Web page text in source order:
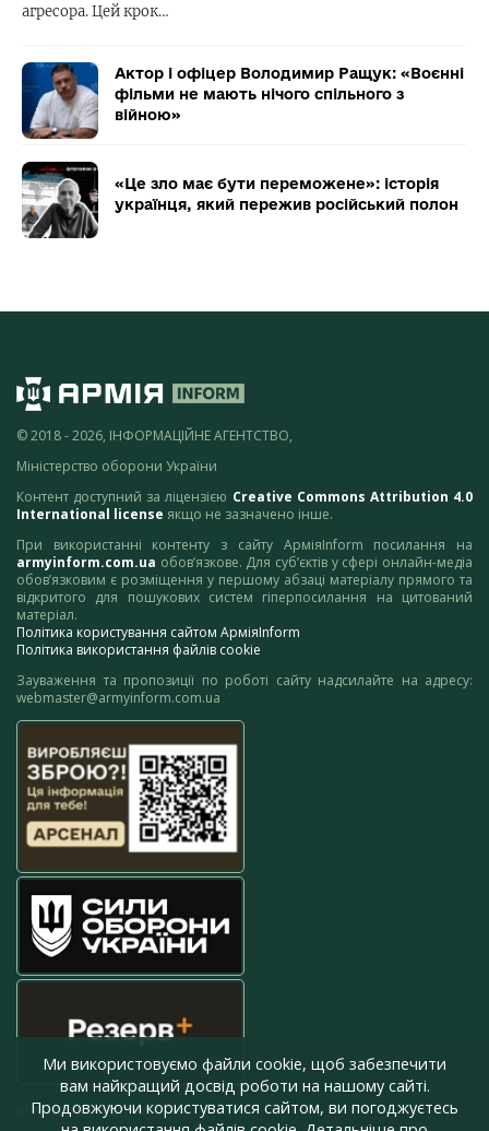
агресора. Цей крок…
Актор і офіцер Володимир Ращук: «Воєнні
фільми не мають нічого спільного з
війною»
«Це зло має бути переможене»: історія
українця, який пережив російський полон
© 2018 - 2026, ІНФОРМАЦІЙНЕ АГЕНТСТВО,
Міністерство оборони України
Контент доступний за ліцензією Creative Commons Attribution 4.0
International license якщо не зазначено інше.
При використанні контенту з сайту АрміяInform посилання на
armyinform.com.ua обов’язкове. Для суб’єктів у сфері онлайн-медіа
обов’язковим є розміщення у першому абзаці матеріалу прямого та
відкритого для пошукових систем гіперпосилання на цитований
матеріал.
Політика користування сайтом АрміяInform
Політика використання файлів cookie
Зауваження та пропозиції по роботі сайту надсилайте на адресу:
webmaster@armyinform.com.ua
press@armyinform.com.ua
Ми використовуємо файли cookie, щоб забезпечити
вам найкращий досвід роботи на нашому сайті.
Продовжуючи користуватися сайтом, ви погоджуєтесь